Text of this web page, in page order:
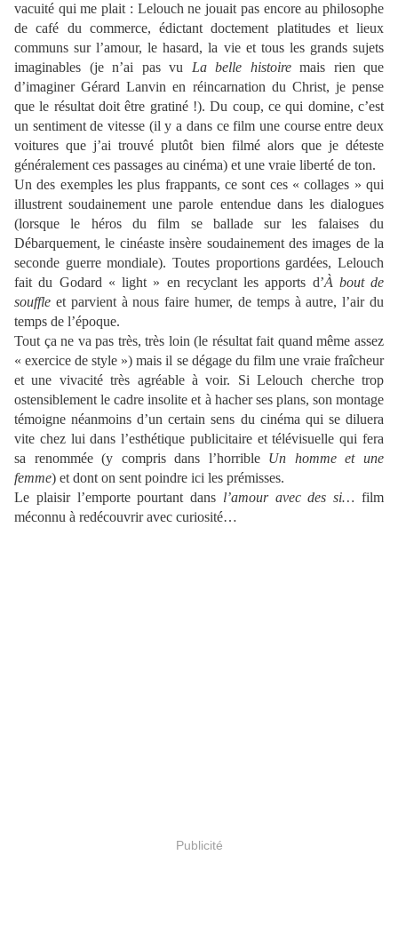
vacuité qui me plait : Lelouch ne jouait pas encore au philosophe
de café du commerce, édictant doctement platitudes et lieux
communs sur l’amour, le hasard, la vie et tous les grands sujets
imaginables (je n’ai pas vu La belle histoiremais rien que
d’imaginer Gérard Lanvin en réincarnation du Christ, je pense
que le résultat doit être gratiné !). Du coup, ce qui domine, c’est
un sentiment de vitesse (il y a dans ce film une course entre deux
voitures que j’ai trouvé plutôt bien filmé alors que je déteste
généralement ces passages au cinéma) et une vraie liberté de ton.
Un des exemples les plus frappants, ce sont ces « collages » qui
illustrent soudainement une parole entendue dans les dialogues
(lorsque le héros du film se ballade sur les falaises du
Débarquement, le cinéaste insère soudainement des images de la
seconde guerre mondiale). Toutes proportions gardées, Lelouch
fait du Godard « light » en recyclant les apports d’À bout de
souffle et parvient à nous faire humer, de temps à autre, l’air du
temps de l’époque.
Tout ça ne va pas très, très loin (le résultat fait quand même assez
« exercice de style ») mais il se dégage du film une vraie fraîcheur
et une vivacité très agréable à voir. Si Lelouch cherche trop
ostensiblement le cadre insolite et à hacher ses plans, son montage
témoigne néanmoins d’un certain sens du cinéma qui se diluera
vite chez lui dans l’esthétique publicitaire et télévisuelle qui fera
sa renommée (y compris dans l’horrible Un homme et une
femme) et dont on sent poindre ici les prémisses.
Le plaisir l’emporte pourtant dans l’amour avec des si… film
méconnu à redécouvrir avec curiosité…
Publicité